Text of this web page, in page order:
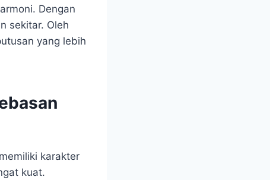
Dengan
sekitar. Oleh
yang lebih
karakter
kuat.